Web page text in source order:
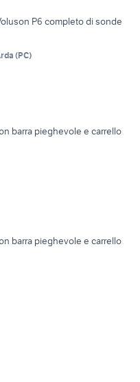
P6 completo di sonde
(PC)
barra pieghevole e carrello
barra pieghevole e carrello